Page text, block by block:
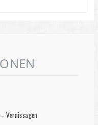
Vernissagen